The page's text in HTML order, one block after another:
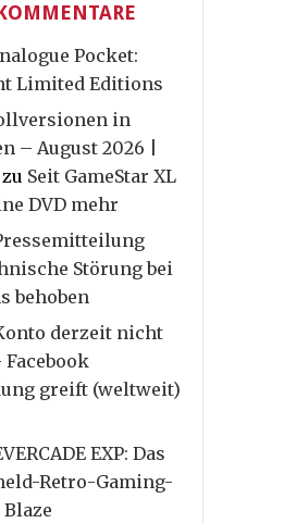
Pocket:
Limited Editions
in
– August 2026 |
zu Seit GameStar XL
DVD mehr
Störung bei
behoben
derzeit nicht
greift (weltweit)
EXP: Das
Retro-Gaming-